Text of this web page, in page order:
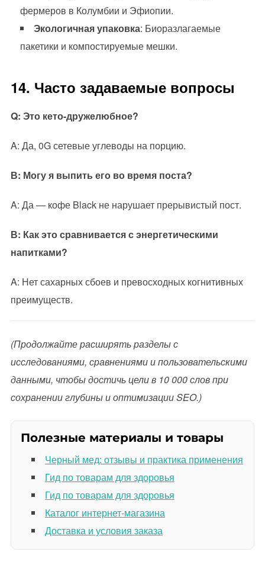
фермеров в Колумбии и Эфиопии.
Экологичная упаковка: Биоразлагаемые
пакетики и компостируемые мешки.
14. Часто задаваемые вопросы
Q: Это кето-дружелюбное?
A: Да, 0G сетевые углеводы на порцию.
В: Могу я выпить его во время поста?
A: Да — кофе Black не нарушает прерывистый пост.
В: Как это сравнивается с энергетическими
напитками?
A: Нет сахарных сбоев и превосходных когнитивных
преимуществ.
(Продолжайте расширять разделы с
исследованиями, сравнениями и пользовательскими
данными, чтобы достичь цели в 10 000 слов при
сохранении глубины и оптимизации SEO.)
Полезные материалы и товары
Черный мед: отзывы и практика применения
Гид по товарам для здоровья
Гид по товарам для здоровья
Каталог интернет-магазина
Доставка и условия заказа